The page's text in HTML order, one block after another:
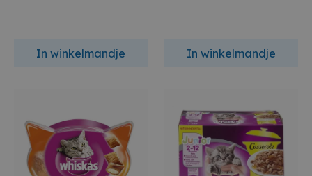
In winkelmandje In winkelmandje